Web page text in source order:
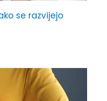
se razvijejo